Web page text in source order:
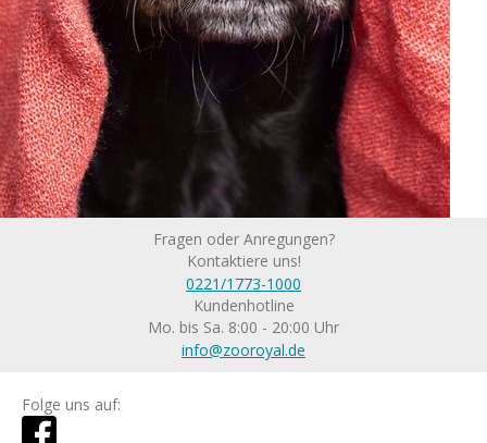
Fragen oder Anregungen?
Kontaktiere uns!
0221/1773-1000
Kundenhotline
Mo. bis Sa. 8:00 - 20:00 Uhr
info@zooroyal.de
Folge uns auf: